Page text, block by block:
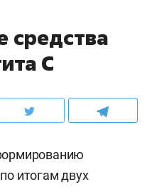
средства
С
итогам двух